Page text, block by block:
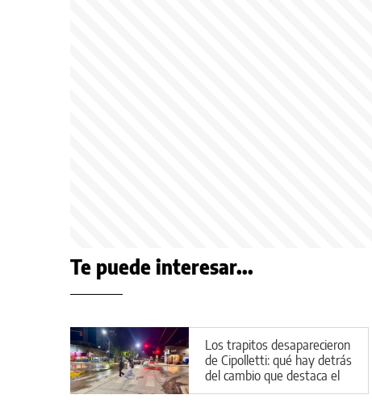
Te puede interesar...
Los trapitos desaparecieron
de Cipolletti: qué hay detrás
del cambio que destaca el
Municipio